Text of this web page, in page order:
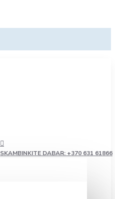
SKAMBINKITE DABAR: +370 631 61866